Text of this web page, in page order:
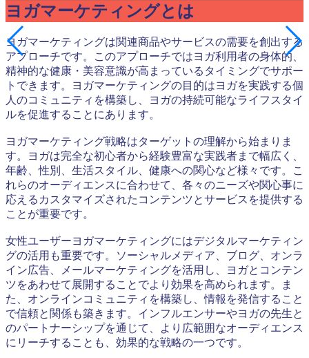
ヨガマーケティングとは
ヨガマーケティングは関連商品やサービスの需要を創出する
アプローチです。このアプローチではヨガ利用者の身体的、
精神的な健康・美容意識が高まっているタイミングでサポー
トできます。ヨガマーケティングの目的はヨガを実践する個
人のコミュニティを構築し、ヨガの持続可能なライフスタイ
ルを促進することにあります。
ヨガマーケティング戦略はターゲットの理解から始まりま
す。ヨガは完全な初心者から経験豊富な実践者まで幅広く、
年齢、性別、生活スタイル、健康への関心など様々です。こ
れらのオーディエンスに合わせて、各々のニーズや関心事に
応えるカスタマイズされたコンテンツとサービスを提供する
ことが重要です。
女性ユーザーヨガマーケティングにはデジタルマーケティン
グの活用も重要です。ソーシャルメディア、ブログ、オンラ
イン広告、メールマーケティングを活用し、ヨガとコンテン
ツをあわせて展開することでより効果を高められます。ま
た、オンラインコミュニティを構築し、情報を発信すること
で信頼と関係も築きます。インフルエンサーやヨガの先生と
のパートナーシップを通じて、より広範囲なオーディエンス
にリーチすることも、効果的な戦略の一つです。